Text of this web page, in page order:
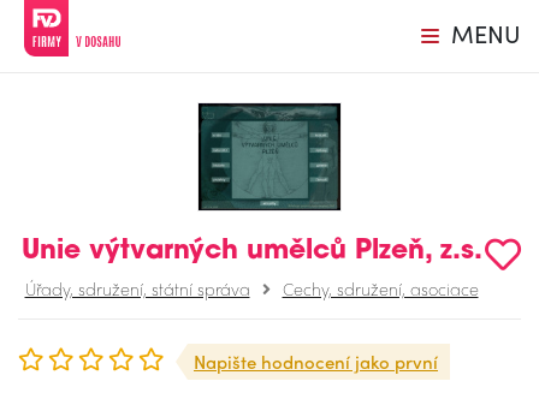
MENU
Unie výtvarných umělců Plzeň, z.s.
Úřady, sdružení, státní správa Cechy, sdružení, asociace
Napište hodnocení jako první